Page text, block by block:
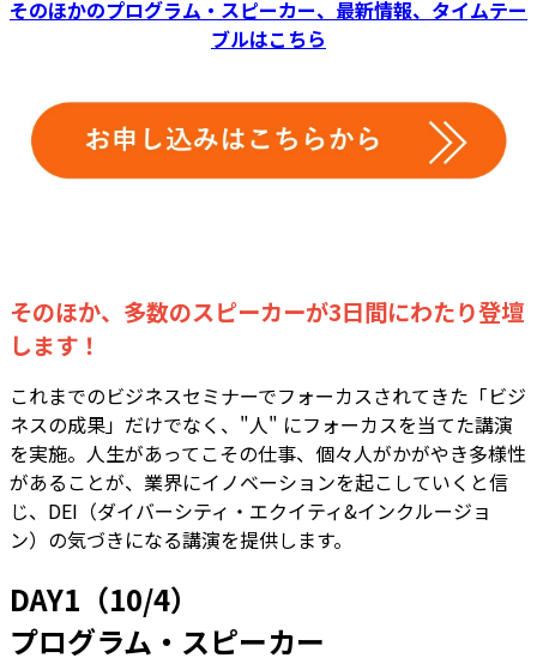
そのほかのプログラム・スピーカー、最新情報、タイムテー
ブルはこちら
そのほか、多数のスピーカーが3日間にわたり登壇
します！
これまでのビジネスセミナーでフォーカスされてきた「ビジ
ネスの成果」だけでなく、"人" にフォーカスを当てた講演
を実施。人生があってこその仕事、個々人がかがやき多様性
があることが、業界にイノベーションを起こしていくと信
じ、DEI（ダイバーシティ・エクイティ&インクルージョ
ン）の気づきになる講演を提供します。
DAY1（10/4）
プログラム・スピーカー